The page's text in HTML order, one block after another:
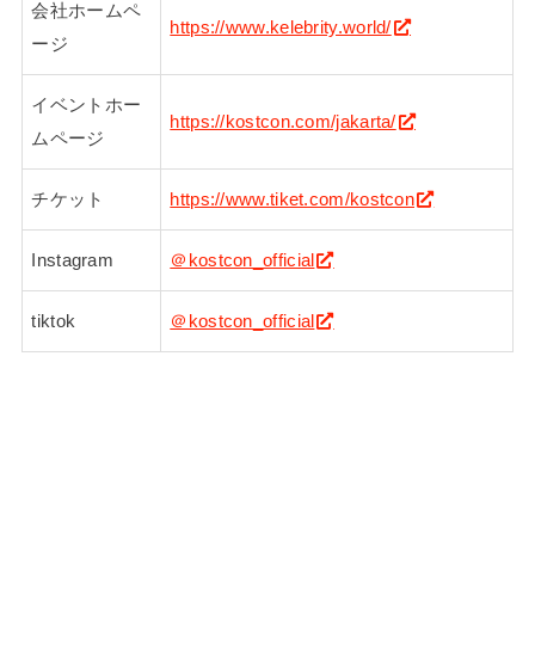
会社ホームペ
ージ
https://www.kelebrity.world/
イベントホー
ムページ
https://kostcon.com/jakarta/
チケット https://www.tiket.com/kostcon
Instagram ＠kostcon_official
tiktok ＠kostcon_official